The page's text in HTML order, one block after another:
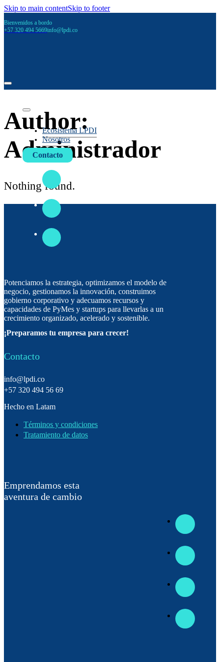
Skip to main contentSkip to footer
Bienvenidos a bordo
+57 320 494 5669info@lpdi.co
Ecosistema LPDI
Nosotros
Contacto
Author:
Administrador
Nothing found.
Potenciamos la estrategia, optimizamos el modelo de
negocio, gestionamos la innovación, construimos
gobierno corporativo y adecuamos recursos y
capacidades de PyMes y startups para llevarlas a un
crecimiento organizado, acelerado y sostenible.
¡Preparamos tu empresa para crecer!
Contacto
info@lpdi.co
+57 320 494 56 69
Hecho en Latam
Términos y condiciones
Tratamiento de datos
Emprendamos esta
aventura de cambio